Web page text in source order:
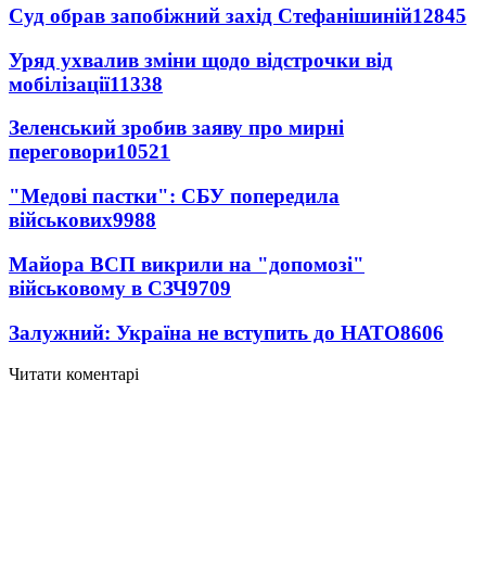
Суд обрав запобіжний захід Стефанішиній12845
Уряд ухвалив зміни щодо відстрочки від
мобілізації11338
Зеленський зробив заяву про мирні
переговори10521
"Медові пастки": СБУ попередила
військових9988
Майора ВСП викрили на "допомозі"
військовому в СЗЧ9709
Залужний: Україна не вступить до НАТО8606
Читати коментарі